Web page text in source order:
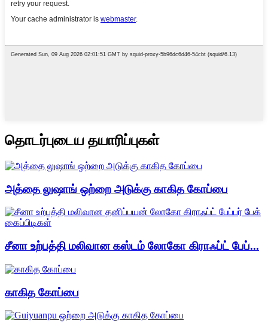
தொடர்புடைய தயாரிப்புகள்
அத்தை லுஷாங் ஒற்றை அடுக்கு காகித கோப்பை
சீனா உற்பத்தி மலிவான கஸ்டம் லோகோ கிராஃப்ட் பேப்...
காகித கோப்பை